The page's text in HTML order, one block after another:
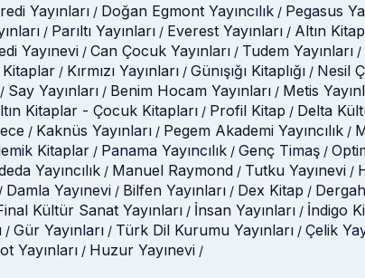
Yayınları / Doğan Egmont Yayıncılık / Pegasus
/ Parıltı Yayınları / Everest Yayınları / Altın
Yayınevi / Can Çocuk Yayınları / Tudem Yayınları /
Kitaplar / Kırmızı Yayınları / Günışığı Kitaplığı / Nesil
/ Say Yayınları / Benim Hocam Yayınları / Metis
Kitaplar - Çocuk Kitapları / Profil Kitap / Delta
/ Kaknüs Yayınları / Pegem Akademi Yayıncılık /
Kitaplar / Panama Yayıncılık / Genç Timaş /
Yayıncılık / Manuel Raymond / Tutku Yayınevi /
/ Damla Yayınevi / Bilfen Yayınları / Dex Kitap /
Kültür Sanat Yayınları / İnsan Yayınları / İndigo
/ Gür Yayınları / Türk Dil Kurumu Yayınları / Çelik
Yayınları / Huzur Yayınevi /